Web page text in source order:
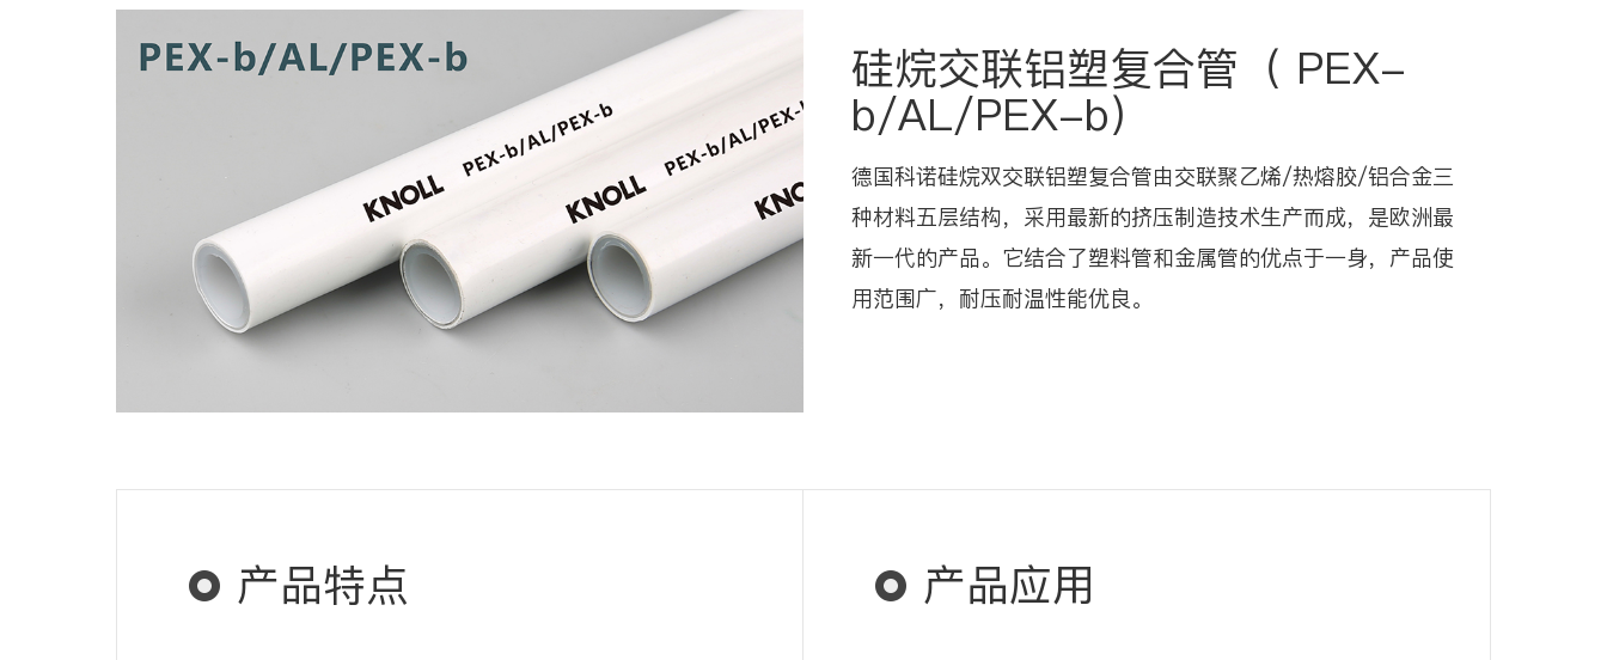
硅烷交联铝塑复合管（ PEX-
b/AL/PEX-b）
德国科诺硅烷双交联铝塑复合管由交联聚乙烯/热熔胶/铝合金三
种材料五层结构，采用最新的挤压制造技术生产而成，是欧洲最
新一代的产品。它结合了塑料管和金属管的优点于一身，产品使
用范围广，耐压耐温性能优良。
产品特点 产品应用